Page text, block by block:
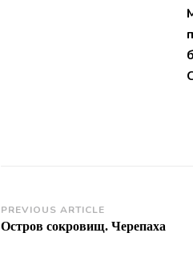
Post
Navigation
PREVIOUS ARTICLE
Остров сокровищ. Черепаха